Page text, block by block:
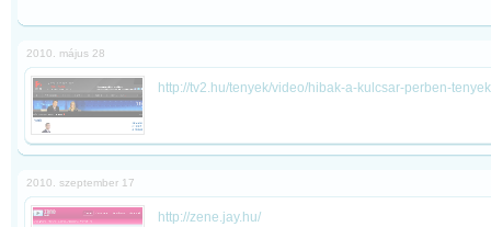
2010. május 28
http://tv2.hu/tenyek/video/hibak-a-kulcsar-perben-
2010. szeptember 17
http://zene.jay.hu/